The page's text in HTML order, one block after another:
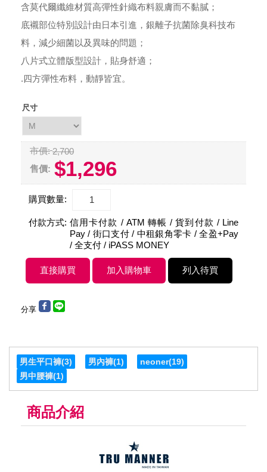
含莫代爾纖維材質高彈性針織布料親膚而不黏膩；
底襯部位特別設計由日本引進，銀離子抗菌除臭科技布
料，減少細菌以及異味的問題；
八片式立體版型設計，貼身舒適；
.四方彈性布料，動靜皆宜。
尺寸
市價: 2,700
售價: $1,296
購買數量:
付款方式: 信用卡付款 / ATM 轉帳 / 貨到付款 / Line
Pay / 街口支付 / 中租銀角零卡 / 全盈+Pay
/ 全支付 / iPASS MONEY
分享
男生平口褲(3) 男內褲(1) neoner(19)
男中腰褲(1)
商品介紹